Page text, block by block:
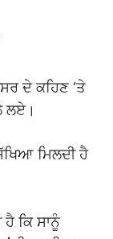
ਦੇ ਕਹਿਣ ‘ਤੇ
ਲਏ।
ਮਿਲਦੀ ਹੈ
ਕਿ ਸਾਨੂੰ